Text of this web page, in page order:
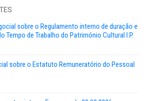
sobre o Regulamento interno de duração e
Tempo de Trabalho do Património Cultural I.P.
sobre o Estatuto Remuneratório do Pessoal